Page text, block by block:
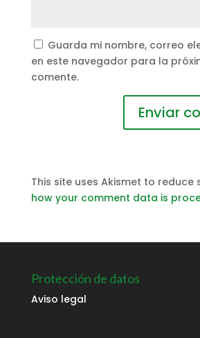
Guarda mi nombre, correo
en este navegador para la
comente.
This site uses Akismet to reduce
how your comment data is
Protección de datos
Aviso legal